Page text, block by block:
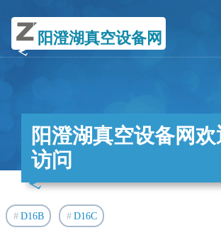
阳澄湖真空设备网
阳澄湖真空设备网
访问
D16B D16C